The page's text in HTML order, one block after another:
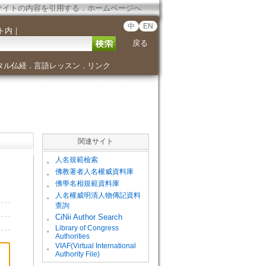
イトの内容を引用する．ホームページへ
内 ｜ 中 EN
戻る
ル仏経． 言語レッスン ． リンク
関連サイト
。 人名規範檢索
。 佛教著者人名權威資料庫
。 佛學名相規範資料庫
。
人名權威明清人物傳記資料
查詢
。
CiNii Author Search
。
Library of Congress
Authorities
。
VIAF(Virtual International
Authority File)